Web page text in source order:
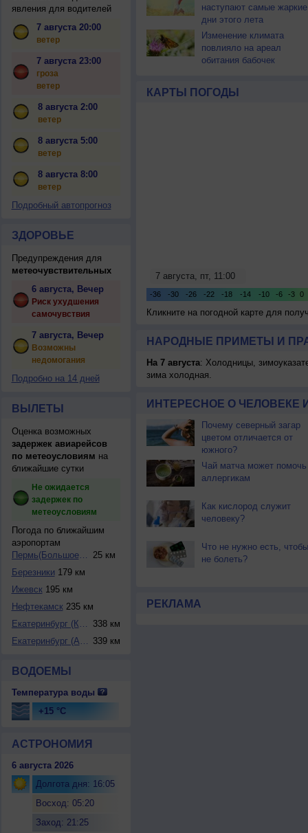
явления для водителей
7 августа 20:00
ветер
7 августа 23:00
гроза
ветер
8 августа 2:00
ветер
8 августа 5:00
ветер
8 августа 8:00
ветер
Подробный автопрогноз
ЗДОРОВЬЕ
Предупреждения для
метеочувствительных
6 августа, Вечер
Риск ухудшения
самочувствия
7 августа, Вечер
Возможны
недомогания
Подробно на 14 дней
ВЫЛЕТЫ
Оценка возможных
задержек авиарейсов
по метеоусловиям на
ближайшие сутки
Не ожидается
задержек по
метеоусловиям
Погода по ближайшим
аэропортам
Пермь(Большое Сав... 25 км
Березники 179 км
Ижевск195 км
Нефтекамск235 км
Екатеринбург (Кол...
338 км
Екатеринбург (Ара... 339 км
ВОДОЕМЫ
Температура воды
+15 °C
АСТРОНОМИЯ
6 августа 2026
Долгота дня: 16:05
Восход: 05:20
Заход: 21:25
наступают самые жаркие
дни этого лета
Изменение климата
повлияло на ареал
обитания бабочек
КАРТЫ ПОГОДЫ
Кликните на погодной карте для
НАРОДНЫЕ ПРИМЕТЫ И
На 7 августа: Холодницы,
зима холодная.
ИНТЕРЕСНОЕ О ЧЕЛОВЕКЕ
Почему северный загар
цветом отличается от
южного?
Чай матча может помочь
аллергикам
Как кислород служит
человеку?
Что не нужно есть, чтобы
не болеть?
РЕКЛАМА